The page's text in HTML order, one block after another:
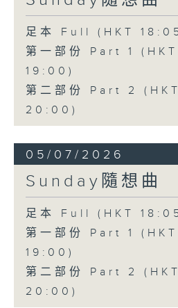
足本 Full (HKT
第一部份 Part 1
19:00)
第二部份 Part 2
20:00)
05/07/2026
Sunday隨想曲
足本 Full (HKT
第一部份 Part 1
19:00)
第二部份 Part 2
20:00)